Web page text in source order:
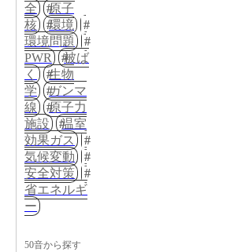
全
原子
核
環境
環境問題
PWR
被ば
く
生物
学
ガンマ
線
原子力
施設
温室
効果ガス
気候変動
安全対策
省エネルギ
ー
50音から探す